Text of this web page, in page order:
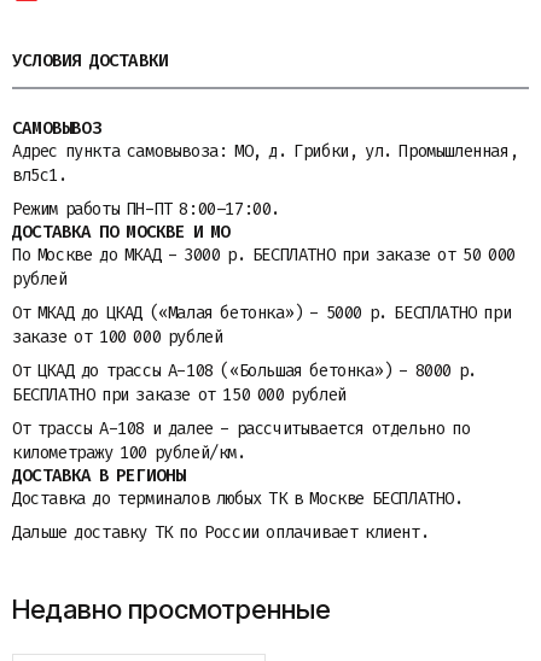
УСЛОВИЯ ДОСТАВКИ
САМОВЫВОЗ
Адрес пункта самовывоза: МО, д. Грибки, ул. Промышленная,
вл5с1.
Режим работы ПН-ПТ 8:00–17:00.
ДОСТАВКА ПО МОСКВЕ И МО
По Москве до МКАД - 3000 р. БЕСПЛАТНО при заказе от 50 000
рублей
От МКАД до ЦКАД («Малая бетонка») - 5000 р. БЕСПЛАТНО при
заказе от 100 000 рублей
От ЦКАД до трассы A-108 («Большая бетонка») - 8000 р.
БЕСПЛАТНО при заказе от 150 000 рублей
От трассы A-108 и далее - рассчитывается отдельно по
километражу 100 рублей/км.
ДОСТАВКА В РЕГИОНЫ
Доставка до терминалов любых ТК в Москве БЕСПЛАТНО.
Дальше доставку ТК по России оплачивает клиент.
Недавно просмотренные